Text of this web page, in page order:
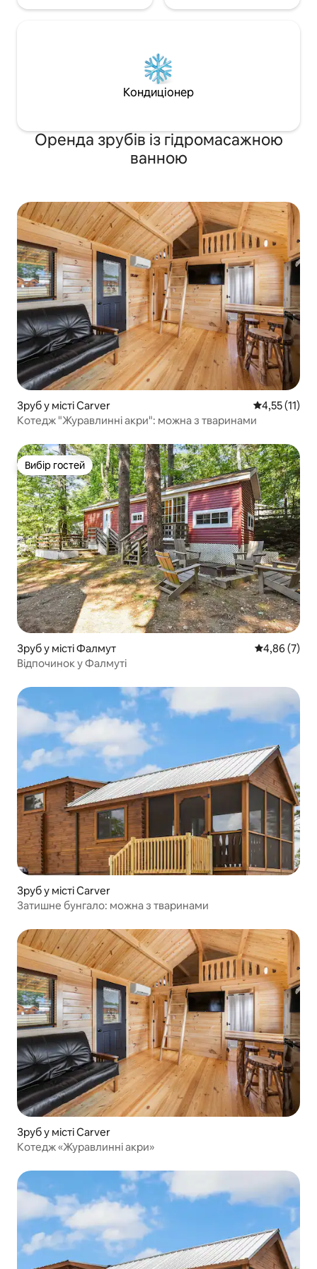
Кондиціонер
Оренда зрубів із гідромасажною
ванною
Зруб у місті Carver Середня
4,55 (11)
Котедж "Журавлинні акри": можна з тваринами
Вибір гостей
Вибір гостей
Зруб у місті Фалмут Середня
4,86 (7)
Відпочинок у Фалмуті
Зруб у місті Carver
Затишне бунгало: можна з тваринами
Зруб у місті Carver
Котедж «Журавлинні акри»